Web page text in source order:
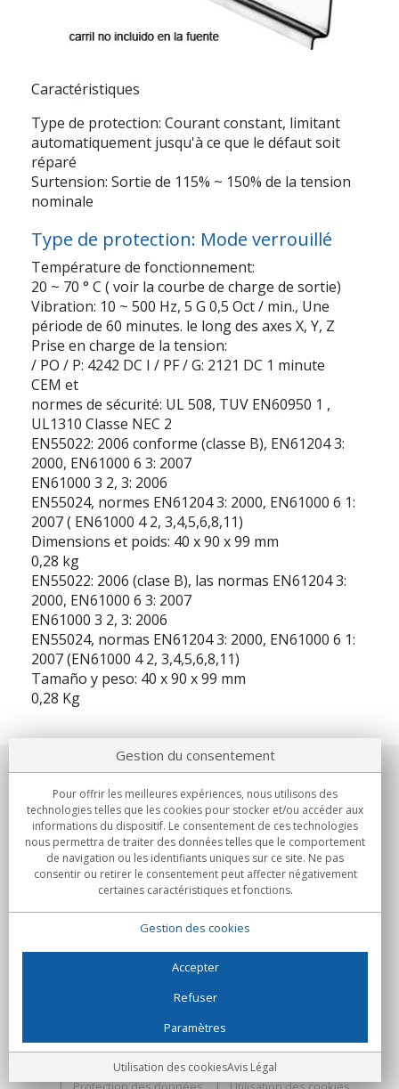
Caractéristiques
Type de protection: Courant constant, limitant
automatiquement jusqu'à ce que le défaut soit
réparé
Surtension: Sortie de 115% ~ 150% de la tension
nominale
Type de protection: Mode verrouillé
Température de fonctionnement:
20 ~ 70 ° C ( voir la courbe de charge de sortie)
Vibration: 10 ~ 500 Hz, 5 G 0,5 Oct / min., Une
période de 60 minutes. le long des axes X, Y, Z
Prise en charge de la tension:
/ PO / P: 4242 DC I / PF / G: 2121 DC 1 minute
CEM et
normes de sécurité: UL 508, TUV EN60950 1 ,
UL1310 Classe NEC 2
EN55022: 2006 conforme (classe B), EN61204 3:
2000, EN61000 6 3: 2007
EN61000 3 2, 3: 2006
EN55024, normes EN61204 3: 2000, EN61000 6 1:
2007 ( EN61000 4 2, 3,4,5,6,8,11)
Dimensions et poids: 40 x 90 x 99 mm
0,28 kg
EN55022: 2006 (clase B), las normas EN61204 3:
2000, EN61000 6 3: 2007
EN61000 3 2, 3: 2006
EN55024, normas EN61204 3: 2000, EN61000 6 1:
2007 (EN61000 4 2, 3,4,5,6,8,11)
Tamaño y peso: 40 x 90 x 99 mm
0,28 Kg
Notre société
Engagements
Achats
C/Flassaders, 13, Nave 6, 08130 Santa Perpètua de Mogoda
(Barcelone) - Espagne
Folie Numérique - Tous droits réservés
Gestion du consentement
Pour offrir les meilleures expériences, nous utilisons des
technologies telles que les cookies pour stocker et/ou accéder aux
informations du dispositif. Le consentement de ces technologies
nous permettra de traiter des données telles que le comportement
de navigation ou les identifiants uniques sur ce site. Ne pas
consentir ou retirer le consentement peut affecter négativement
certaines caractéristiques et fonctions.
Gestion des cookies
Accepter
Refuser
Paramètres
Utilisation des cookiesAvis Légal